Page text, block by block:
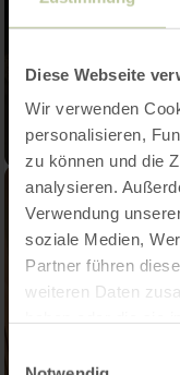
Diese Webseite
Wir verwenden
personalisieren,
zu können und die
analysieren.
Verwendung
soziale Medien,
Partner führen
weiteren Daten